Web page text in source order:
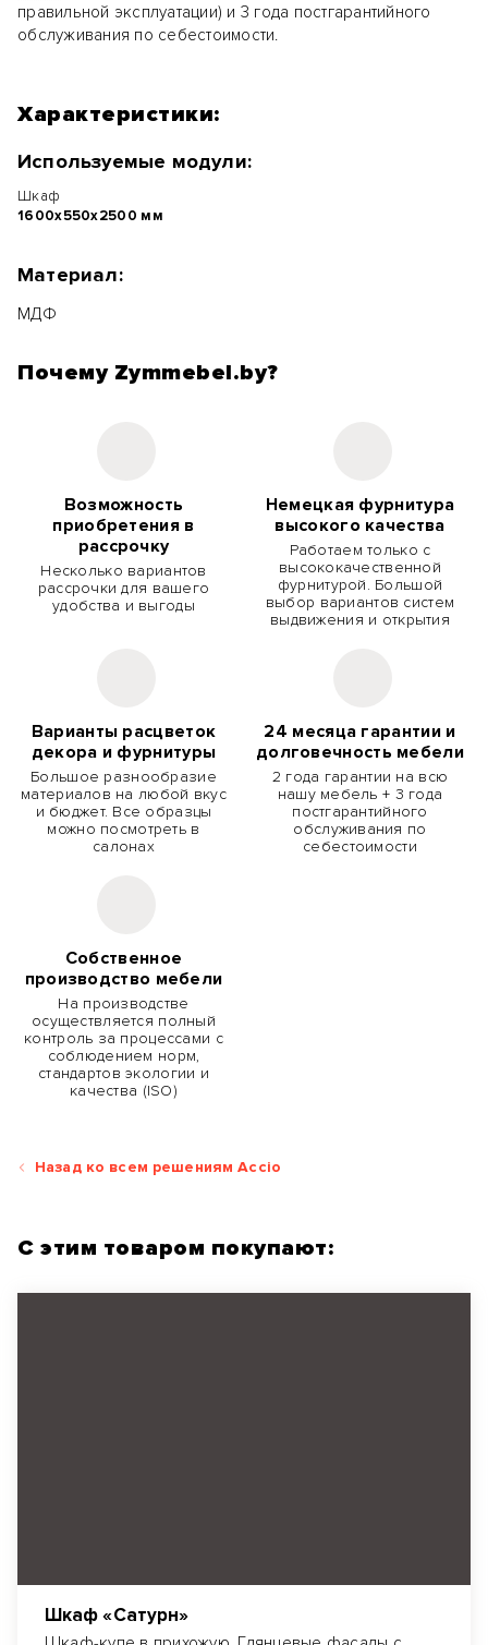
Характеристики:
Используемые модули:
Шкаф
1600х550х2500 мм
Материал:
МДФ
правильной эксплуатации) и 3 года постгарантийного
обслуживания по себестоимости.
Почему Zymmebel.by?
Возможность
приобретения в
рассрочку
Несколько вариантов
рассрочки для вашего
удобства и выгоды
Немецкая фурнитура
высокого качества
Работаем только с
высококачественной
фурнитурой. Большой
выбор вариантов систем
выдвижения и открытия
Варианты расцветок
декора и фурнитуры
Большое разнообразие
материалов на любой вкус
и бюджет. Все образцы
можно посмотреть в
салонах
24 месяца гарантии и
долговечность мебели
2 года гарантии на всю
нашу мебель + 3 года
постгарантийного
обслуживания по
себестоимости
Собственное
производство мебели
На производстве
осуществляется полный
контроль за процессами с
соблюдением норм,
стандартов экологии и
качества (ISO)
Назад ко всем решениям Accio
С этим товаром покупают:
Шкаф «Сатурн»